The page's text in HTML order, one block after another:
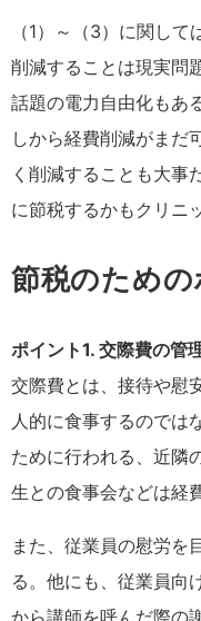
（1）～（3）に関して
削減することは現実問
話題の電力自由化もあ
しから経費削減がまだ
く削減することも大事
に節税するかもクリニ
節税のための
ポイント1. 交際費の管
交際費とは、接待や慰
人的に食事するのでは
ために行われる、近隣
生との食事会などは経
また、従業員の慰労を
る。他にも、従業員向